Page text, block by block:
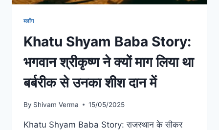
ब्लॉग
Khatu Shyam Baba Story:
भगवान श्रीकृष्ण ने क्यों माग लिया था
बर्बरीक से उनका शीश दान में
By Shivam Verma 15/05/2025
Khatu Shyam Baba Story: राजस्थान के सीकर